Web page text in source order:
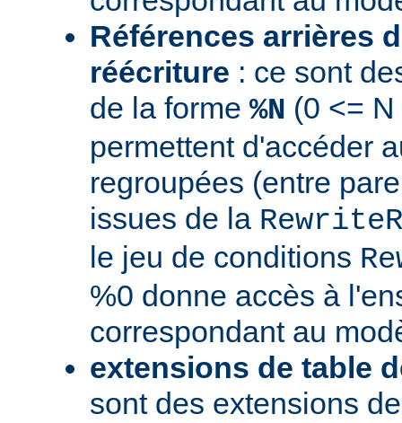
Références arrières
réécriture : ce sont
de la forme %N (0 <=
permettent d'accéder
regroupées (entre
issues de la
le jeu de conditions
%0 donne accès à
correspondant au
extensions de table
sont des extensions